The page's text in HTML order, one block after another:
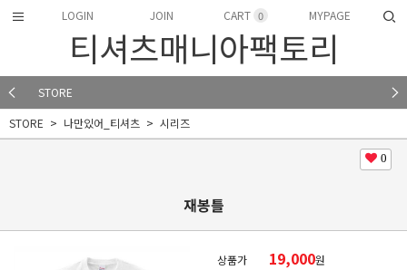
LOGIN JOIN CART 0 MYPAGE
티셔츠매니아팩토리
STORE
STORE
나만있어_티셔츠 시리즈
0
재봉틀
상품가 19,000원